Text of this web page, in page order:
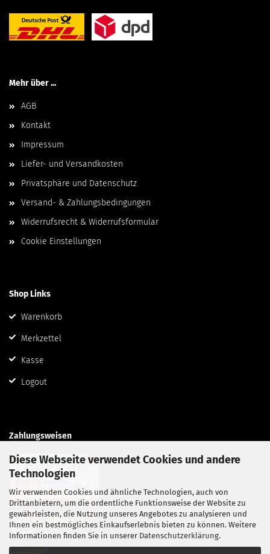
Diese Webseite verwendet Cookies und andere
Technologien
Wir verwenden Cookies und ähnliche Technologien, auch von
Drittanbietern, um die ordentliche Funktionsweise der Website zu
gewährleisten, die Nutzung unseres Angebotes zu analysieren und
Ihnen ein bestmögliches Einkaufserlebnis bieten zu können. Weitere
Informationen finden Sie in unserer Datenschutzerklärung.
Mehr über ...
AGB
Kontakt
Impressum
Liefer- und Versandkosten
Privatsphäre und Datenschutz
Versand- & Zahlungsbedingungen
Widerrufsrecht & Widerrufsformular
Cookie Einstellungen
Shop Links
Warenkorb
Merkzettel
Kasse
Logout
Zahlungsweisen